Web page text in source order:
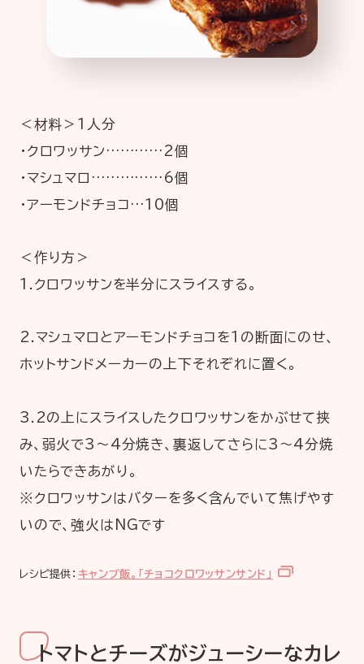
＜材料＞1人分
・クロワッサン…………2個
・マシュマロ……………6個
・アーモンドチョコ…10個
＜作り方＞
1.クロワッサンを半分にスライスする。
2.マシュマロとアーモンドチョコを1の断面にのせ、
ホットサンドメーカーの上下それぞれに置く。
3.2の上にスライスしたクロワッサンをかぶせて挟
み、弱火で3～4分焼き、裏返してさらに3～4分焼
いたらできあがり。
※クロワッサンはバターを多く含んでいて焦げやす
いので、強火はNGです
レシピ提供： キャンプ飯。「チョコクロワッサンサンド」
トマトとチーズがジューシーなカレ